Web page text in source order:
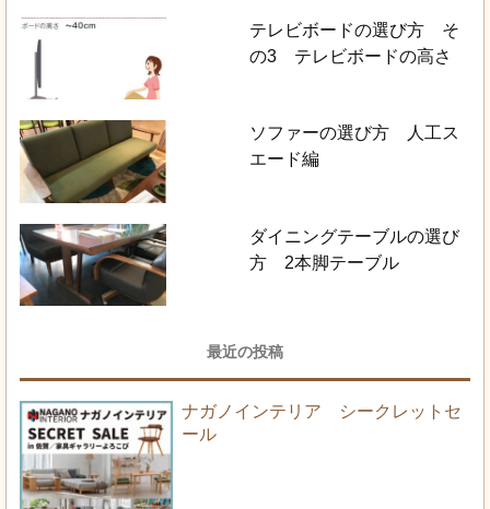
テレビボードの選び方 そ
の3 テレビボードの高さ
ソファーの選び方 人工ス
エード編
ダイニングテーブルの選び
方 2本脚テーブル
最近の投稿
ナガノインテリア シークレットセ
ール